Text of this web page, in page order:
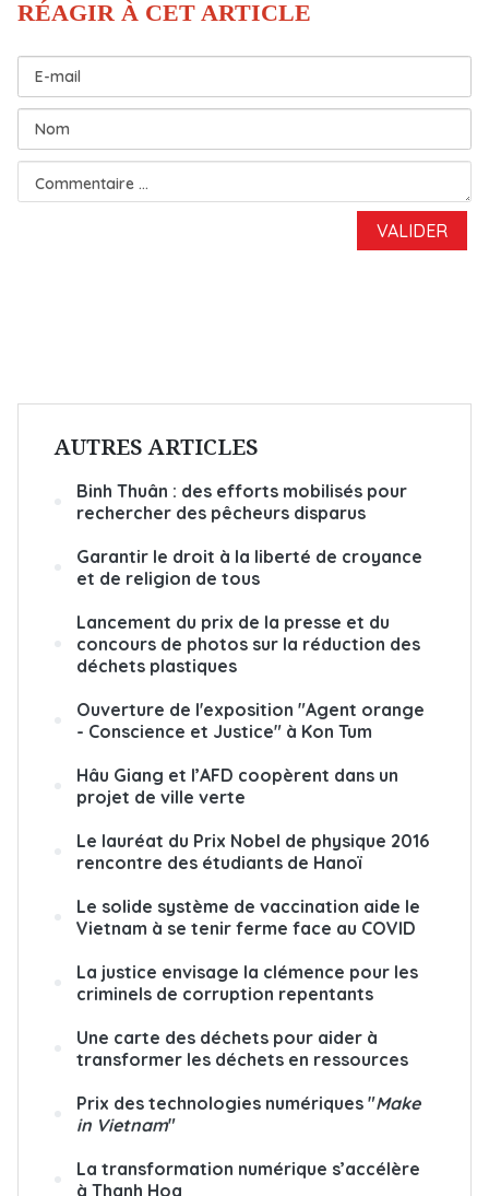
AUTRES ARTICLES
Binh Thuân : des efforts mobilisés pour
rechercher des pêcheurs disparus
Garantir le droit à la liberté de croyance
et de religion de tous
Lancement du prix de la presse et du
concours de photos sur la réduction des
déchets plastiques
Ouverture de l'exposition "Agent orange
- Conscience et Justice" à Kon Tum
Hâu Giang et l’AFD coopèrent dans un
projet de ville verte
Le lauréat du Prix Nobel de physique 2016
rencontre des étudiants de Hanoï
Le solide système de vaccination aide le
Vietnam à se tenir ferme face au COVID
La justice envisage la clémence pour les
criminels de corruption repentants
Une carte des déchets pour aider à
transformer les déchets en ressources
Prix des technologies numériques "Make
in Vietnam"
La transformation numérique s’accélère
à Thanh Hoa